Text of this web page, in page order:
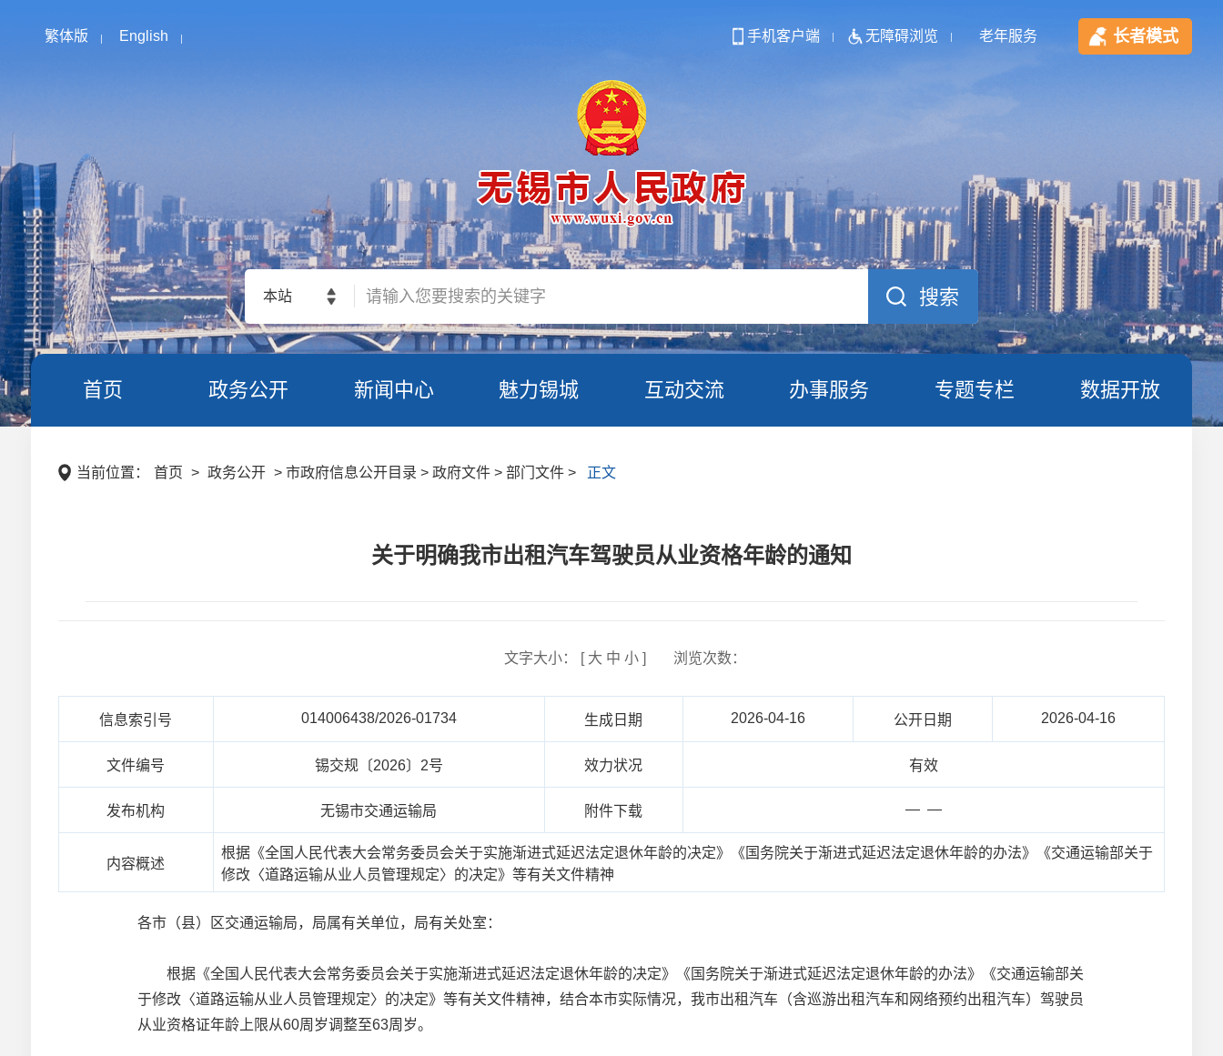
繁体版 English 手机客户端 无障碍浏览 老年服务 长者模式
本站
首页 政务公开 新闻中心 魅力锡城 互动交流 办事服务 专题专栏 数据开放
当前位置： 首页 > 政务公开 > 市政府信息公开目录 > 政府文件 > 部门文件 > 正文
关于明确我市出租汽车驾驶员从业资格年龄的通知
文字大小： [ 大 中 小] 浏览次数：
信息索引号 014006438/2026-01734 生成日期 2026-04-16 公开日期 2026-04-16
文件编号 锡交规〔2026〕2号 效力状况 有效
发布机构 无锡市交通运输局 附件下载 — —
内容概述
根据《全国人民代表大会常务委员会关于实施渐进式延迟法定退休年龄的决定》《国务院关于渐进式延迟法定退休年龄的办法》《交通运输部关于
修改〈道路运输从业人员管理规定〉的决定》等有关文件精神
各市（县）区交通运输局，局属有关单位，局有关处室：
根据《全国人民代表大会常务委员会关于实施渐进式延迟法定退休年龄的决定》《国务院关于渐进式延迟法定退休年龄的办法》《交通运输部关
于修改〈道路运输从业人员管理规定〉的决定》等有关文件精神，结合本市实际情况，我市出租汽车（含巡游出租汽车和网络预约出租汽车）驾驶员
从业资格证年龄上限从60周岁调整至63周岁。